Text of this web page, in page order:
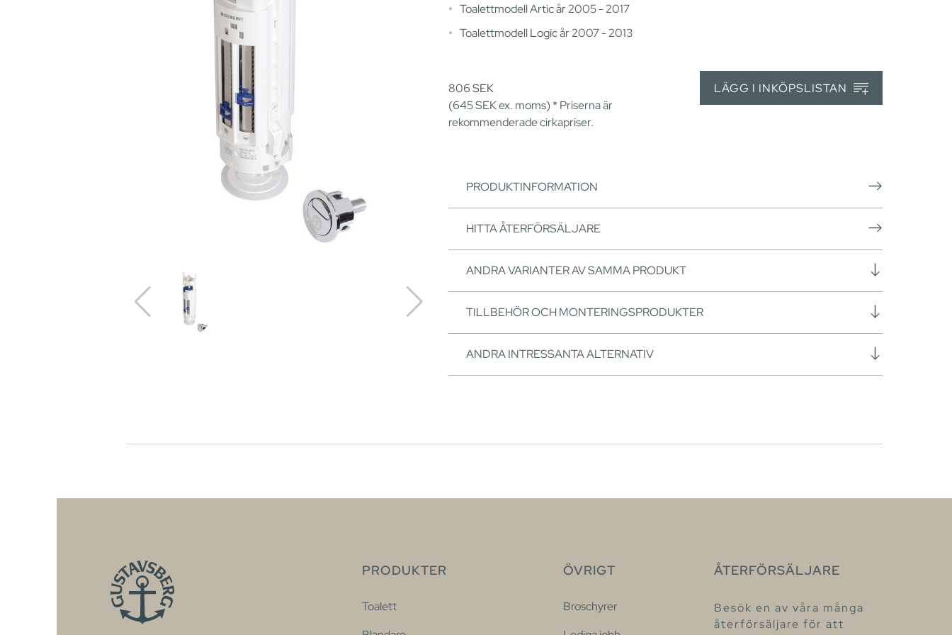
Toalettmodell Artic år 2005 - 2017
Toalettmodell Logic år 2007 - 2013
806SEK
(645SEKex. moms) * Priserna är
rekommenderade cirkapriser.
LÄGG I INKÖPSLISTAN
PRODUKTINFORMATION
HITTA ÅTERFÖRSÄLJARE
ANDRA VARIANTER AV SAMMA PRODUKT
TILLBEHÖR OCH MONTERINGSPRODUKTER
ANDRA INTRESSANTA ALTERNATIV
PRODUKTER
Toalett
ÖVRIGT
Broschyrer
ÅTERFÖRSÄLJARE
Besök en av våra många
återförsäljare för att